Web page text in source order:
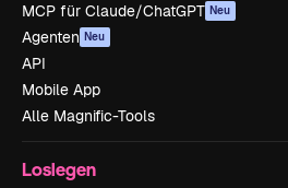
MCP für Claude/ChatGPT Neu
Agenten Neu
API
Mobile App
Alle Magnific-Tools
Loslegen